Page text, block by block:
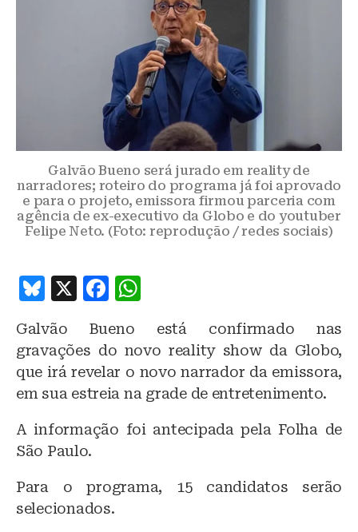
Galvão Bueno será jurado em reality de
narradores; roteiro do programa já foi aprovado
e para o projeto, emissora firmou parceria com
agência de ex-executivo da Globo e do youtuber
Felipe Neto. (Foto: reprodução / redes sociais)
B
e
s
k
y
X
F
c
e
b
o
at
s
A
p
p
Galvão Bueno está confirmado nas
gravações do novo reality show da Globo,
que irá revelar o novo narrador da emissora,
em sua estreia na grade de entretenimento.
A informação foi antecipada pela Folha de
São Paulo.
Para o programa, 15 candidatos serão
selecionados.